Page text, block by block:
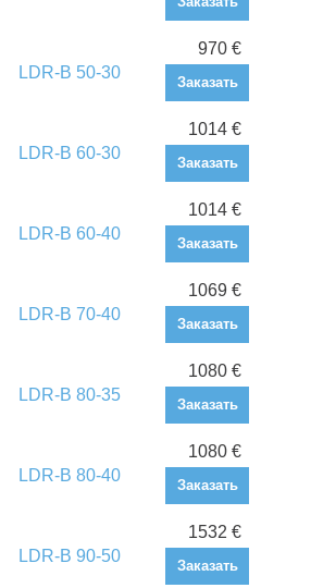
LDR-B 50-30
970 €
Заказать
LDR-B 60-30
1014 €
Заказать
LDR-B 60-40
1014 €
Заказать
LDR-B 70-40
1069 €
Заказать
LDR-B 80-35
1080 €
Заказать
LDR-B 80-40
1080 €
Заказать
LDR-B 90-50
1532 €
Заказать